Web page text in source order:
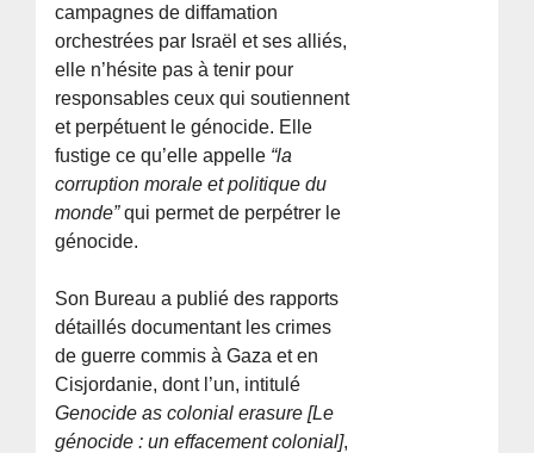
campagnes de diffamation
orchestrées par Israël et ses alliés,
elle n’hésite pas à tenir pour
responsables ceux qui soutiennent
et perpétuent le génocide. Elle
fustige ce qu’elle appelle “la
corruption morale et politique du
monde”qui permet de perpétrer le
génocide.
Son Bureau a publié des rapports
détaillés documentant les crimes
de guerre commis à Gaza et en
Cisjordanie, dont l’un, intitulé
Genocide as colonial erasure [Le
génocide : un effacement colonial],